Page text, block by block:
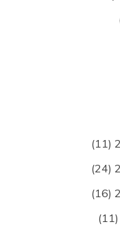
(11)
(24)
(16)
(11)